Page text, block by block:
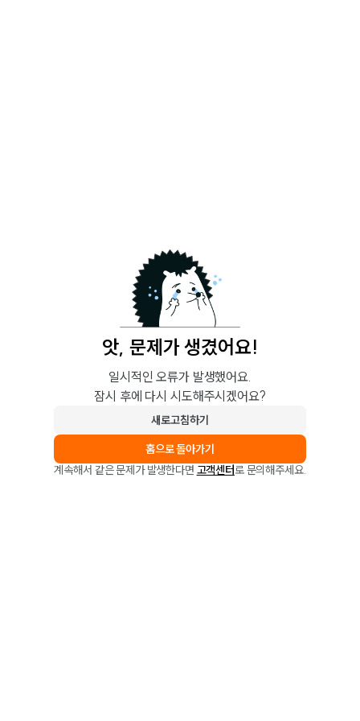
앗, 문제가 생겼어요!
일시적인 오류가 발생했어요.
잠시 후에 다시 시도해주시겠어요?
새로고침하기
홈으로 돌아가기
계속해서 같은 문제가 발생한다면 고객센터로 문의해주세요.